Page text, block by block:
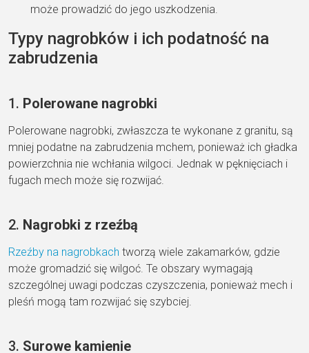
może prowadzić do jego uszkodzenia.
Typy nagrobków i ich podatność na
zabrudzenia
1. Polerowane nagrobki
Polerowane nagrobki, zwłaszcza te wykonane z granitu, są
mniej podatne na zabrudzenia mchem, ponieważ ich gładka
powierzchnia nie wchłania wilgoci. Jednak w pęknięciach i
fugach mech może się rozwijać.
2. Nagrobki z rzeźbą
Rzeźby na nagrobkach tworzą wiele zakamarków, gdzie
może gromadzić się wilgoć. Te obszary wymagają
szczególnej uwagi podczas czyszczenia, ponieważ mech i
pleśń mogą tam rozwijać się szybciej.
3. Surowe kamienie